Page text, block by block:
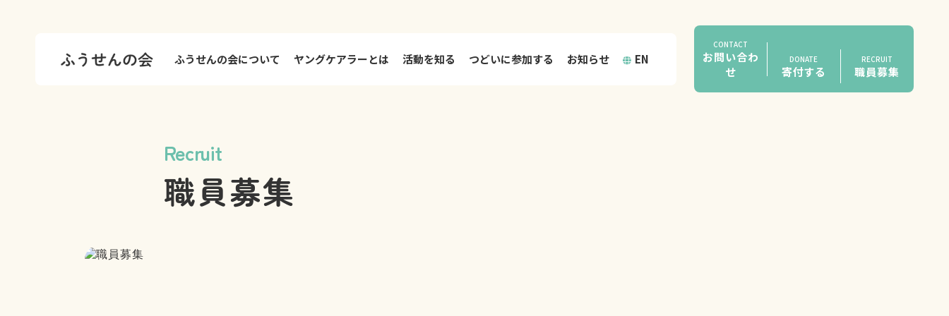
ふうせんの会について ヤングケアラーとは 活動を知る つどいに参加する お知らせ EN
CONTACT
お問い合わ
せ
DONATE
寄付する
RECRUIT
職員募集
Recruit
職員募集